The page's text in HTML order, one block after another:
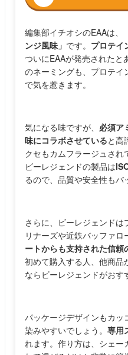
編集部イチオシのEAAは、
ンジ風味」 です。 プロテイ
ついにEAAが発売されたと
のネーミングも、プロテイ
で気を惹きます。
気になる味ですが、 必須ア
味にコラボさせていると高
クセもカムフラージュされ
ビーレジェンドの製品は
るので、品質や安全性もバ
さらに、ビーレジェンド
リナーズや近鉄バッファロ
ートからも支持された信頼
初めて購入する人、他商品
ならビーレジェンドがおす
パッケージデザインもカッ
染みやすいでしょう。 専用
れます。作り方は、シェー